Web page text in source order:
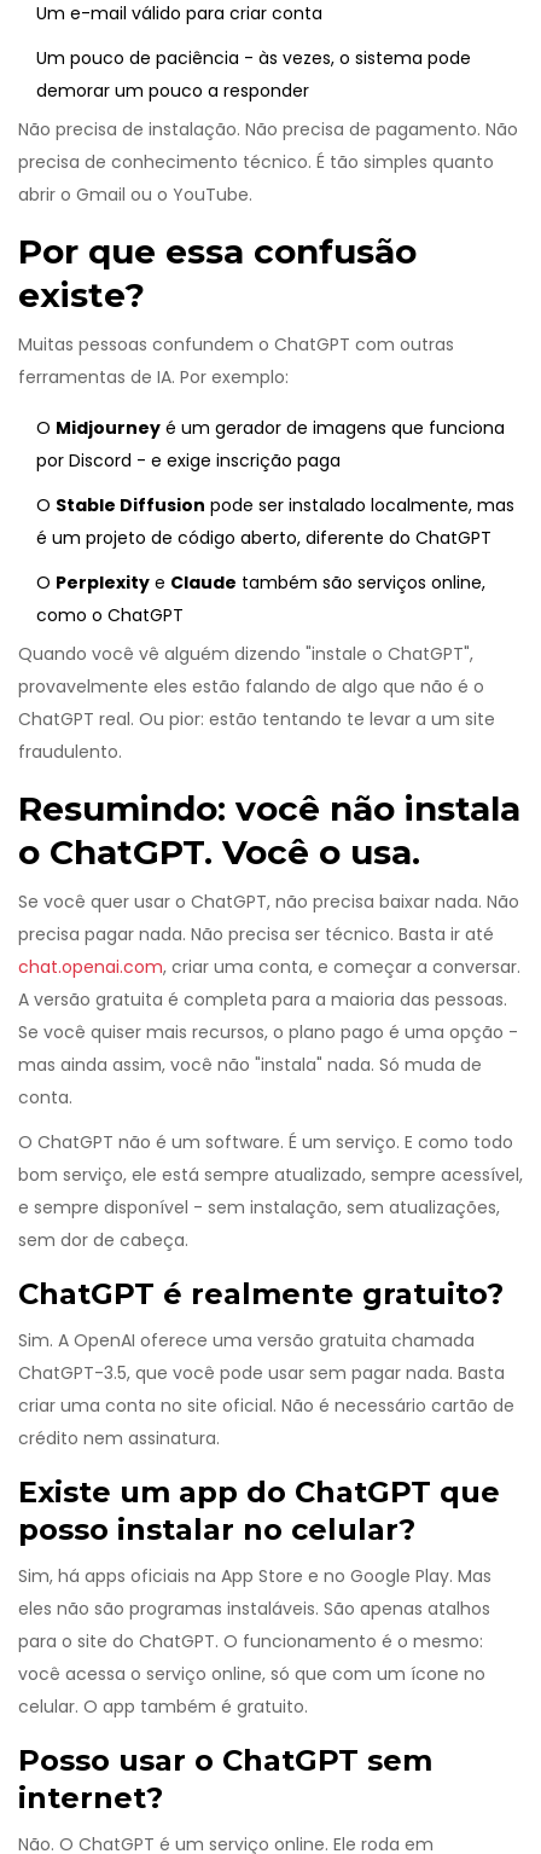
Um e-mail válido para criar conta
Um pouco de paciência - às vezes, o sistema pode
demorar um pouco a responder
Não precisa de instalação. Não precisa de pagamento. Não
precisa de conhecimento técnico. É tão simples quanto
abrir o Gmail ou o YouTube.
Por que essa confusão
existe?
Muitas pessoas confundem o ChatGPT com outras
ferramentas de IA. Por exemplo:
O Midjourney é um gerador de imagens que funciona
por Discord - e exige inscrição paga
O Stable Diffusion pode ser instalado localmente, mas
é um projeto de código aberto, diferente do ChatGPT
O Perplexity e Claude também são serviços online,
como o ChatGPT
Quando você vê alguém dizendo "instale o ChatGPT",
provavelmente eles estão falando de algo que não é o
ChatGPT real. Ou pior: estão tentando te levar a um site
fraudulento.
Resumindo: você não instala
o ChatGPT. Você o usa.
Se você quer usar o ChatGPT, não precisa baixar nada. Não
precisa pagar nada. Não precisa ser técnico. Basta ir até
chat.openai.com, criar uma conta, e começar a conversar.
A versão gratuita é completa para a maioria das pessoas.
Se você quiser mais recursos, o plano pago é uma opção -
mas ainda assim, você não "instala" nada. Só muda de
conta.
O ChatGPT não é um software. É um serviço. E como todo
bom serviço, ele está sempre atualizado, sempre acessível,
e sempre disponível - sem instalação, sem atualizações,
sem dor de cabeça.
ChatGPT é realmente gratuito?
Sim. A OpenAI oferece uma versão gratuita chamada
ChatGPT-3.5, que você pode usar sem pagar nada. Basta
criar uma conta no site oficial. Não é necessário cartão de
crédito nem assinatura.
Existe um app do ChatGPT que
posso instalar no celular?
Sim, há apps oficiais na App Store e no Google Play. Mas
eles não são programas instaláveis. São apenas atalhos
para o site do ChatGPT. O funcionamento é o mesmo:
você acessa o serviço online, só que com um ícone no
celular. O app também é gratuito.
Posso usar o ChatGPT sem
internet?
Não. O ChatGPT é um serviço online. Ele roda em